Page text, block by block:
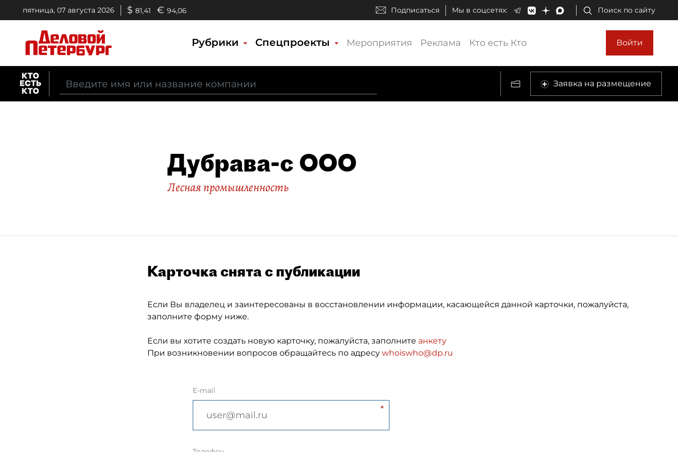
пятница, 07 августа 2026 $ 81,41 € 94,06 Подписаться Мы в соцсетях: Поиск по сайту
Рубрики Спецпроекты Мероприятия Реклама Кто есть Кто Войти
Заявка на размещение
Дубрава-с ООО
Лесная промышленность
Карточка снята с публикации
Если Вы владелец и заинтересованы в восстановлении информации, касающейся данной карточки, пожалуйста,
заполните форму ниже.
Если вы хотите создать новую карточку, пожалуйста, заполните анкету
При возникновении вопросов обращайтесь по адресу whoiswho@dp.ru
E-mail